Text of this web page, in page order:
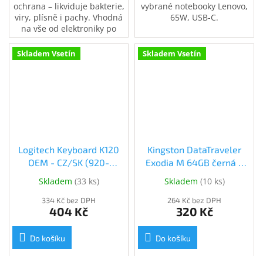
ochrana – likviduje bakterie,
viry, plísně i pachy. Vhodná
na vše od elektroniky po
koupelny, kuchyně či
interiér auta. 200ml
antigravitační rozprašovač.
vybrané notebooky Lenovo,
65W, USB-C.
Skladem Vsetín
Logitech Keyboard K120
OEM - CZ/SK (920-
Skladem (33 ks)
334 Kč bez DPH
404 Kč
Do košíku
Skladem Vsetín
Kingston DataTraveler
Exodia M 64GB černá +
Skladem (10 ks)
264 Kč bez DPH
320 Kč
Do košíku